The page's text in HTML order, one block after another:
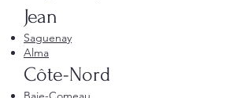
Jean
Saguenay
Alma
Côte-Nord